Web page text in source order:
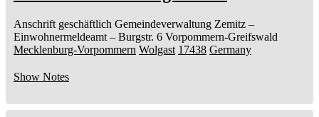
Anschrift geschäftlich Gemeindeverwaltung Zemitz –
Einwohnermeldeamt – Burgstr. 6 Vorpommern-Greifswald
Mecklenburg-Vorpommern Wolgast 17438 Germany
Show Notes